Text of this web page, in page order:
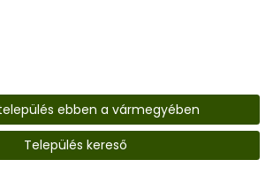
ebben a vármegyében
Település kereső